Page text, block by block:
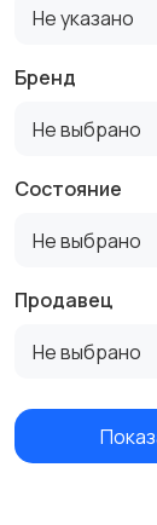
Не указано
Бренд
Не выбрано
Состояние
Не выбрано
Продавец
Не выбрано